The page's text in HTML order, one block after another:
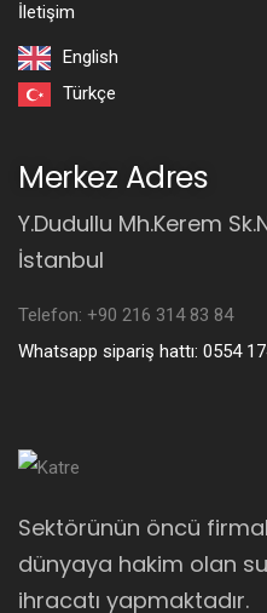
Sektörünün öncü
dünyaya hakim olan
ihracatı yapmaktadır.
Merkez Adres
Y.Dudullu Mh.Kerem
İstanbul
Telefon: +90 216 314 83 84
Whatsapp sipariş hattı: 0554
İletişim
English
Türkçe